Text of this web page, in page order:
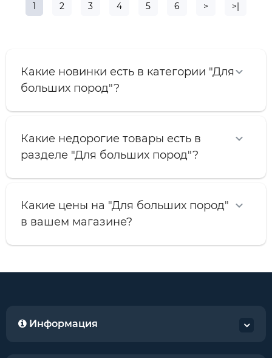
1 2 3 4 5 6 > >|
Какие новинки есть в категории "Для
больших пород"?
Какие недорогие товары есть в
разделе "Для больших пород"?
Какие цены на "Для больших пород"
в вашем магазине?
Информация